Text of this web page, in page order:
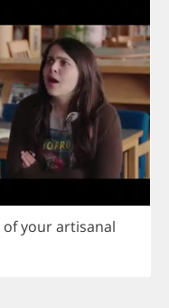
ofyourartisanal